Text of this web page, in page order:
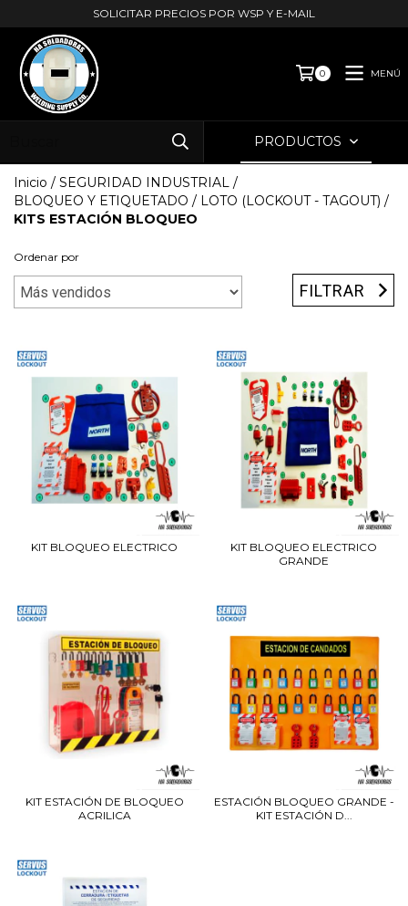
SOLICITAR PRECIOS POR WSP Y E-MAIL
0 MENÚ
PRODUCTOS
Inicio / SEGURIDAD INDUSTRIAL /
BLOQUEO Y ETIQUETADO / LOTO (LOCKOUT - TAGOUT) /
KITS ESTACIÓN BLOQUEO
Ordenar por
FILTRAR
KIT BLOQUEO ELECTRICO
KIT BLOQUEO ELECTRICO
GRANDE
KIT ESTACIÓN DE BLOQUEO
ACRILICA
ESTACIÓN BLOQUEO GRANDE -
KIT ESTACIÓN D...